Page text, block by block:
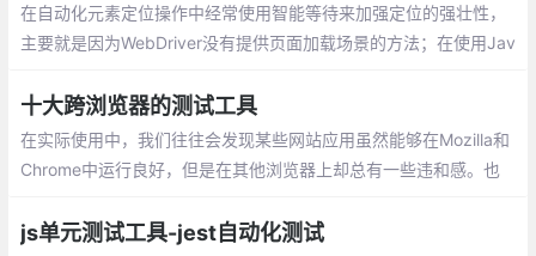
在自动化元素定位操作中经常使用智能等待来加强定位的强壮性，
主要就是因为WebDriver没有提供页面加载场景的方法；在使用Jav
加载，结果发现我真是井底之蛙。
十大跨浏览器的测试工具
在实际使用中，我们往往会发现某些网站应用虽然能够在Mozilla和
Chrome中运行良好，但是在其他浏览器上却总有一些违和感。也
客或潜在用户
js单元测试工具-jest自动化测试